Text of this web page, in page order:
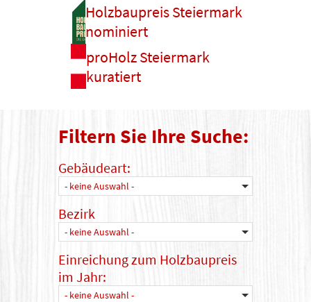
Holzbaupreis Steiermark
nominiert
proHolz Steiermark
kuratiert
Filtern Sie Ihre Suche:
Gebäudeart:
- keine Auswahl -
Bezirk
- keine Auswahl -
Einreichung zum Holzbaupreis
im Jahr:
- keine Auswahl -